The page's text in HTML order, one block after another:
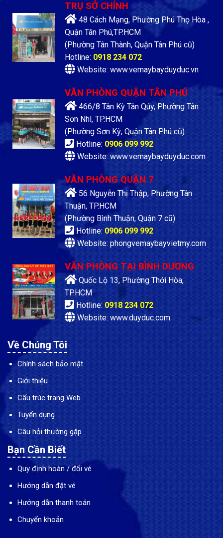
TRỤ SỞ CHÍNH
48 Cách Mạng, Phường Phú Thọ Hòa ,
Quận Tân Phú,TP.HCM
(Phường Tân Thành, Quận Tân Phú cũ)
Hotline: 0918 234 072
Website: www.vemaybayduyduc.vn
VĂN PHÒNG QUẬN TÂN PHÚ
466/8 Tân Kỳ Tân Qúy, Phường Tân
Sơn Nhì, TP.HCM
(Phường Sơn Kỳ, Quận Tân Phú cũ)
Hotline: 0906 099 992
Website: www.vemaybayduyduc.com
VĂN PHÒNG QUẬN 7
56 Nguyễn Thị Thập, Phường Tân
Thuận, TP.HCM
(Phường Bình Thuận, Quận 7 cũ)
Hotline: 0906 099 992
Website: phongvemaybayvietmy.com
VĂN PHÒNG TẠI BÌNH DƯƠNG
Quốc Lộ 13, Phường Thới Hòa,
TP.HCM
Hotline: 0918 234 072
Website: www.duyduc.com
Về Chúng Tôi
Chính sách bảo mật
Giới thiệu
Cấu trúc trang Web
Tuyển dụng
Câu hỏi thường gặp
Bạn Cần Biết
Quy định hoàn / đổi vé
Hướng dẫn đặt vé
Hướng dẫn thanh toán
Chuyển khoản